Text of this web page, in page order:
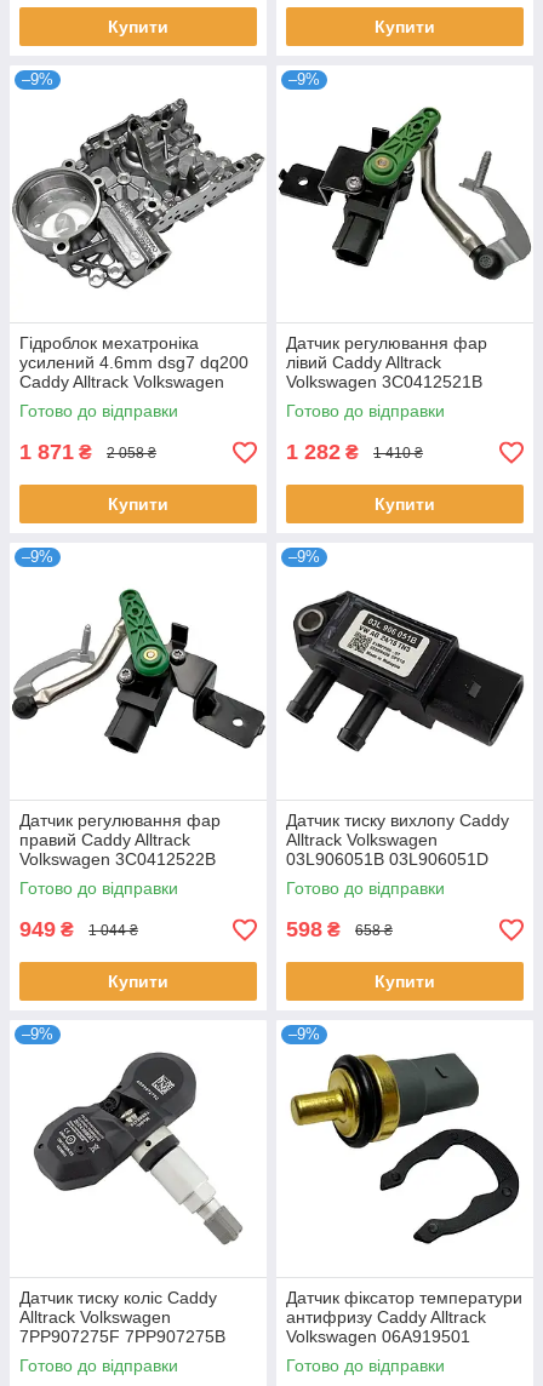
Купити Купити
–9%
Гідроблок мехатроніка
усилений 4.6mm dsg7 dq200
Caddy Alltrack Volkswagen
0AM325066C 0AM325066
Готово до відправки
1 871 ₴ 2 058 ₴
Купити
–9%
Датчик регулювання фар
лівий Caddy Alltrack
Volkswagen 3C0412521B
Готово до відправки
1 282 ₴ 1 410 ₴
Купити
–9%
Датчик регулювання фар
правий Caddy Alltrack
Volkswagen 3C0412522B
Готово до відправки
949 ₴ 1 044 ₴
Купити
–9%
Датчик тиску вихлопу Caddy
Alltrack Volkswagen
03L906051B 03L906051D
03N906051B 95860615111
33481667
Готово до відправки
598 ₴ 658 ₴
Купити
–9%
Датчик тиску коліс Caddy
Alltrack Volkswagen
7PP907275F 7PP907275B
4F0907275 4F0907275D
4F0907275B
Готово до відправки
–9%
Датчик фіксатор температури
антифризу Caddy Alltrack
Volkswagen 06A919501
06A919501A 95510614300
032121142
Готово до відправки